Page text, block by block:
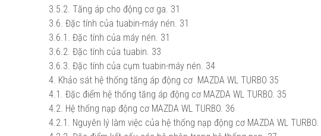
3.5.2. Tăng áp cho động cơ ga. 31
3.6. Đặc tính của tuabin-máy nén. 31
3.6.1. Đặc tính của máy nén. 31
3.6.2. Đặc tính của tuabin. 33
3.6.3. Đặc tính của cụm tuabin-máy nén. 34
4. Khảo sát hệ thống tăng áp động cơ MAZDA WL TURBO 35
4.1. Đặc điểm hệ thống tăng áp động cơ MAZDA WL TURBO. 35
4.2. Hệ thống nạp động cơ MAZDA WL TURBO. 36
4.2.1. Nguyên lý làm việc của hệ thống nạp động cơ MAZDA WL TURBO.